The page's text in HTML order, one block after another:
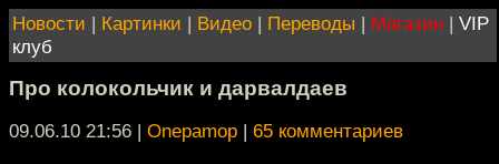
Новости | Картинки | Видео | Переводы | Магазин | VIP
клуб
Про колокольчик и дарвалдаев
09.06.10 21:56 | Onepamop | 65 комментариев